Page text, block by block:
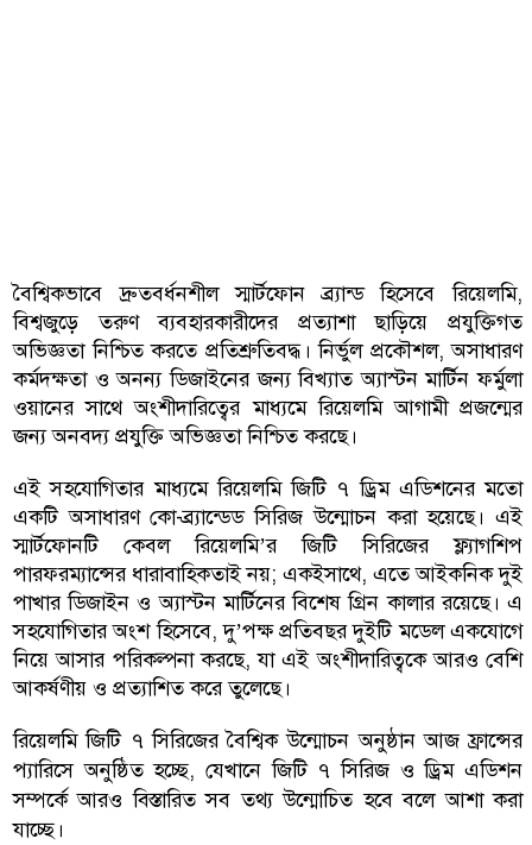
বৈশ্বিকভাবে দ্রুতবর্ধনশীল স্মার্টফোন ব্র্যান্ড হিসেবে রিয়েলমি,
বিশ্বজুড়ে তরুণ ব্যবহারকারীদের প্রত্যাশা ছাড়িয়ে প্রযুক্তিগত
অভিজ্ঞতা নিশ্চিত করতে প্রতিশ্রুতিবদ্ধ। নির্ভুল প্রকৌশল, অসাধারণ
কর্মদক্ষতা ও অনন্য ডিজাইনের জন্য বিখ্যাত অ্যাস্টন মার্টিন ফর্মুলা
ওয়ানের সাথে অংশীদারিত্বের মাধ্যমে রিয়েলমি আগামী প্রজন্মের
জন্য অনবদ্য প্রযুক্তি অভিজ্ঞতা নিশ্চিত করছে।
এই সহযোগিতার মাধ্যমে রিয়েলমি জিটি ৭ ড্রিম এডিশনের মতো
একটি অসাধারণ কো-ব্র্যান্ডেড সিরিজ উন্মোচন করা হয়েছে। এই
স্মার্টফোনটি কেবল রিয়েলমি’র জিটি সিরিজের ফ্ল্যাগশিপ
পারফরম্যান্সের ধারাবাহিকতাই নয়; একইসাথে, এতে আইকনিক দুই
পাখার ডিজাইন ও অ্যাস্টন মার্টিনের বিশেষ গ্রিন কালার রয়েছে। এ
সহযোগিতার অংশ হিসেবে, দু’পক্ষ প্রতিবছর দুইটি মডেল একযোগে
নিয়ে আসার পরিকল্পনা করছে, যা এই অংশীদারিত্বকে আরও বেশি
আকর্ষণীয় ও প্রত্যাশিত করে তুলেছে।
রিয়েলমি জিটি ৭ সিরিজের বৈশ্বিক উন্মোচন অনুষ্ঠান আজ ফ্রান্সের
প্যারিসে অনুষ্ঠিত হচ্ছে, যেখানে জিটি ৭ সিরিজ ও ড্রিম এডিশন
সম্পর্কে আরও বিস্তারিত সব তথ্য উন্মোচিত হবে বলে আশা করা
যাচ্ছে।